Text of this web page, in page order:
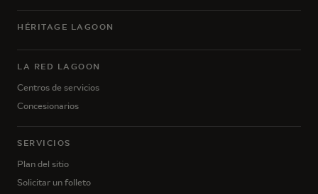
HÉRITAGE LAGOON
LA RED LAGOON
Centros de servicios
Concesionarios
SERVICIOS
Plan del sitio
Solicitar un folleto